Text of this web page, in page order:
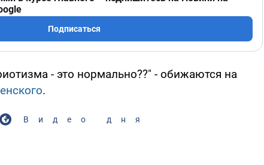
Подписаться
- это нормально??" - обижаются на
.
Видео дня